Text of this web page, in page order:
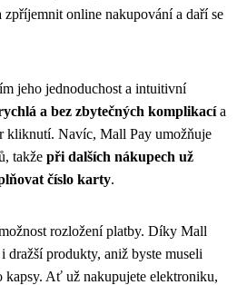
zpříjemnit online nakupování a daří se
jeho jednoduchost a intuitivní
a bez zbytečných komplikacía
kliknutí. Navíc, Mall Pay umožňuje
takže při dalších nákupech už
číslo karty.
rozložení platby. Díky Mall
dražší produkty, aniž byste museli
kapsy. Ať už nakupujete elektroniku,